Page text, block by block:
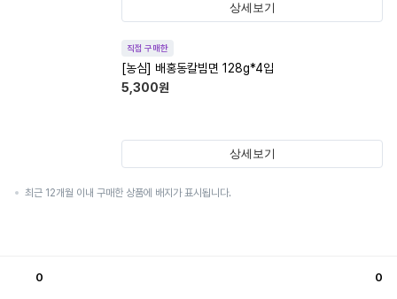
상세보기
직접 구매한
[농심] 배홍동칼빔면 128g*4입
5,300원
상세보기
최근 12개월 이내 구매한 상품에 배지가 표시됩니다.
0 0